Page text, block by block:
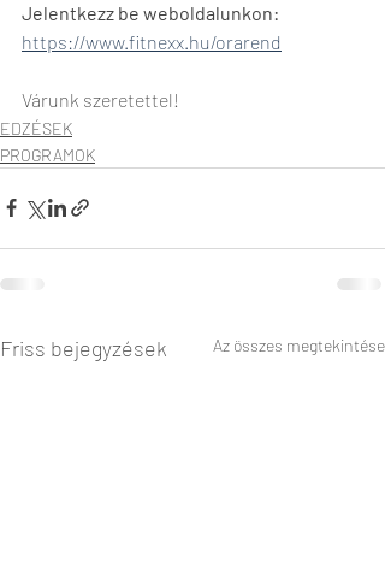
Jelentkezz be weboldalunkon:
https://www.fitnexx.hu/orarend
Várunk szeretettel!
EDZÉSEK
PROGRAMOK
Friss bejegyzések Az összes megtekintése